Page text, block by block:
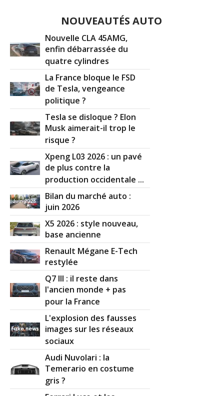
NOUVEAUTÉS AUTO
Nouvelle CLA 45AMG,
enfin débarrassée du
quatre cylindres
La France bloque le FSD
de Tesla, vengeance
politique ?
Tesla se disloque ? Elon
Musk aimerait-il trop le
risque ?
Xpeng L03 2026 : un pavé
de plus contre la
production occidentale ...
Bilan du marché auto :
juin 2026
X5 2026 : style nouveau,
base ancienne
Renault Mégane E-Tech
restylée
Q7 III : il reste dans
l'ancien monde + pas
pour la France
L'explosion des fausses
images sur les réseaux
sociaux
Audi Nuvolari : la
Temerario en costume
gris ?